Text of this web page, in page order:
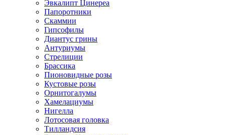
Эвкалипт Цинереа
Папоротники
Скаммии
Гипсофилы
Диантус грины
Антуриумы
Стрелиции
Брассика
Пионовидные розы
Кустовые розы
Орнитогалумы
Хамелациумы
Нигелла
Лотосовая головка
Тилландсия